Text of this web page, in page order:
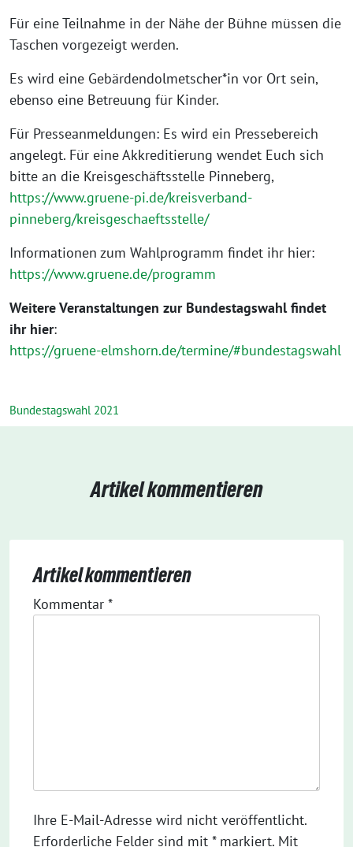
Für eine Teilnahme in der Nähe der Bühne müssen die
Taschen vorgezeigt werden.
Es wird eine Gebärdendolmetscher*in vor Ort sein,
ebenso eine Betreuung für Kinder.
Für Presseanmeldungen: Es wird ein Pressebereich
angelegt. Für eine Akkreditierung wendet Euch sich
bitte an die Kreisgeschäftsstelle Pinneberg,
https://www.gruene-pi.de/kreisverband-
pinneberg/kreisgeschaeftsstelle/
Informationen zum Wahlprogramm findet ihr hier:
https://www.gruene.de/programm
Weitere Veranstaltungen zur Bundestagswahl findet
ihr hier:
https://gruene-elmshorn.de/termine/#bundestagswahl
Bundestagswahl 2021
Artikel kommentieren
Artikel kommentieren
Kommentar *
Ihre E-Mail-Adresse wird nicht veröffentlicht.
Erforderliche Felder sind mit * markiert. Mit